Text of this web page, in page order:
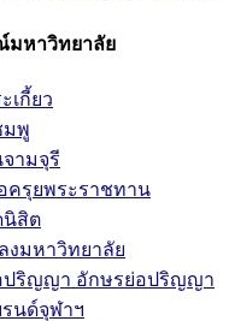
มหาวิทยาลัย
เกี้ยว
มพู
ามจุรี
ครุยพระราชทาน
นิสิต
งมหาวิทยาลัย
ปริญญา อักษรย่อปริญญา
นด์จุฬาฯ